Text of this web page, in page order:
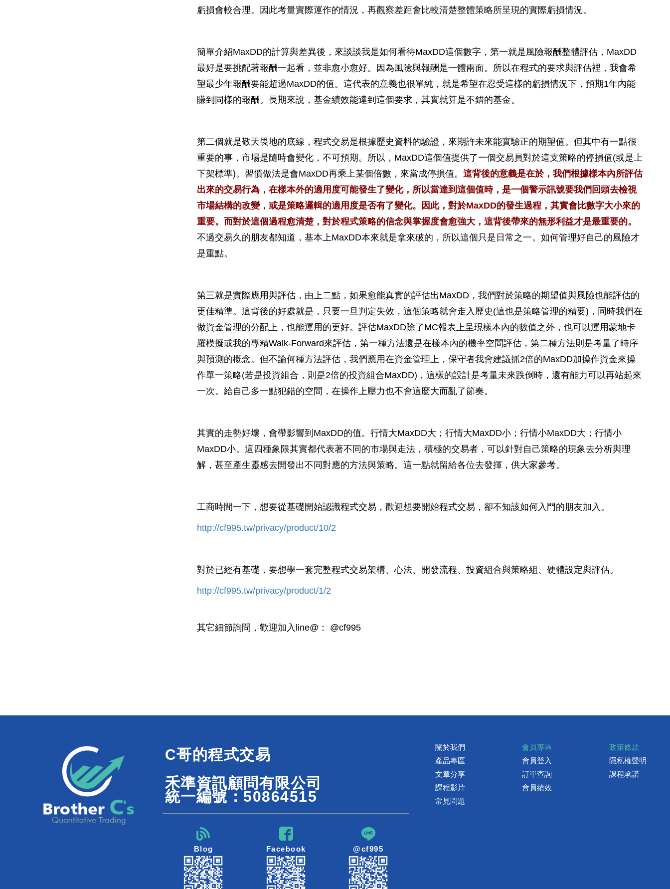
虧損會較合理。因此考量實際運作的情況，再觀察差距會比較清楚整體策略所呈現的實際虧損情況。
簡單介紹MaxDD的計算與差異後，來談談我是如何看待MaxDD這個數字，第一就是風險報酬整體評估，MaxDD
最好是要挑配著報酬一起看，並非愈小愈好。因為風險與報酬是一體兩面。所以在程式的要求與評估裡，我會希
望最少年報酬要能超過MaxDD的值。這代表的意義也很單純，就是希望在忍受這樣的虧損情況下，預期1年內能
賺到同樣的報酬。長期來說，基金績效能達到這個要求，其實就算是不錯的基金。
第二個就是敬天畏地的底線，程式交易是根據歷史資料的驗證，來期許未來能實驗正的期望值。但其中有一點很
重要的事，市場是隨時會變化，不可預期。所以，MaxDD這個值提供了一個交易員對於這支策略的停損值(或是上
下架標準)。習慣做法是會MaxDD再乘上某個倍數，來當成停損值。 這背後的意義是在於，我們根據樣本內所評估
出來的交易行為，在樣本外的適用度可能發生了變化，所以當達到這個值時，是一個警示訊號要我們回頭去檢視
市場結構的改變，或是策略邏輯的適用度是否有了變化。因此，對於MaxDD的發生過程，其實會比數字大小來的
重要。而對於這個過程愈清楚，對於程式策略的信念與掌握度會愈強大，這背後帶來的無形利益才是最重要的。
不過交易久的朋友都知道，基本上MaxDD本來就是拿來破的，所以這個只是日常之一。如何管理好自己的風險才
是重點。
第三就是實際應用與評估，由上二點，如果愈能真實的評估出MaxDD，我們對於策略的期望值與風險也能評估的
更佳精準。這背後的好處就是，只要一旦判定失效，這個策略就會走入歷史(這也是策略管理的精要)，同時我們在
做資金管理的分配上，也能運用的更好。評估MaxDD除了MC報表上呈現樣本內的數值之外，也可以運用蒙地卡
羅模擬或我的專精Walk-Forward來評估，第一種方法還是在樣本內的機率空間評估，第二種方法則是考量了時序
與預測的概念。但不論何種方法評估，我們應用在資金管理上，保守者我會建議抓2倍的MaxDD加操作資金來操
作單一策略(若是投資組合，則是2倍的投資組合MaxDD)，這樣的設計是考量未來跌倒時，還有能力可以再站起來
一次。給自己多一點犯錯的空間，在操作上壓力也不會這麼大而亂了節奏。
其實的走勢好壞，會帶影響到MaxDD的值。行情大MaxDD大；行情大MaxDD小；行情小MaxDD大；行情小
MaxDD小。這四種象限其實都代表著不同的市場與走法，積極的交易者，可以針對自己策略的現象去分析與理
解，甚至產生靈感去開發出不同對應的方法與策略。這一點就留給各位去發揮，供大家參考。
工商時間一下，想要從基礎開始認識程式交易，歡迎想要開始程式交易，卻不知該如何入門的朋友加入。
http://cf995.tw/privacy/product/10/2
對於已經有基礎，要想學一套完整程式交易架構、心法、開發流程、投資組合與策略組、硬體設定與評估。
http://cf995.tw/privacy/product/1/2
其它細節詢問，歡迎加入line@： @cf995
C哥的程式交易
禾準資訊顧問有限公司
統一編號：50864515
Blog Facebook @cf995
關於我們
產品專區
文章分享
課程影片
常見問題
會員專區
會員登入
訂單查詢
會員績效
政策條款
隱私權聲明
課程承諾